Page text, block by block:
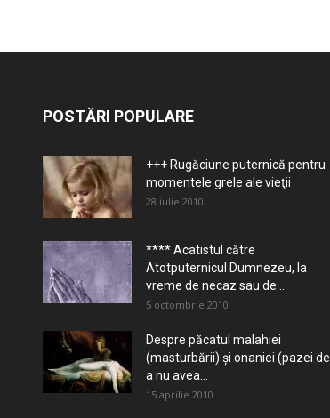
POSTĂRI POPULARE
+++ Rugăciune puternică pentru
momentele grele ale vieţii
28 iulie 2010
**** Acatistul către
Atotputernicul Dumnezeu, la
vreme de necaz sau de...
5 octombrie 2010
Despre păcatul malahiei
(masturbării) şi onaniei (pazei de
a nu avea...
15 aprilie 2010